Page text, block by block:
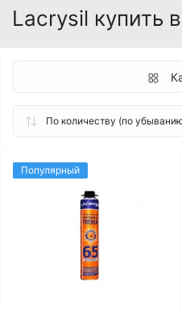
Lacrysil купить
Популярный